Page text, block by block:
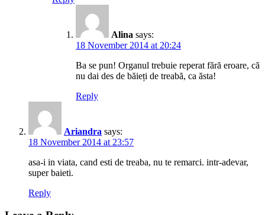
Alina says:
18 November 2014 at 20:24
Ba se pun! Organul trebuie reperat fără eroare, că
nu dai des de băieți de treabă, ca ăsta!
Reply
Ariandra says:
18 November 2014 at 23:57
asa-i in viata, cand esti de treaba, nu te remarci. intr-adevar,
super baieti.
Reply